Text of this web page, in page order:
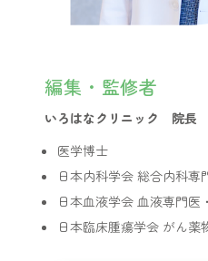
編集・監修者
いろはなクリニック 院長
医学博士
日本内科学会 総合内科専
日本血液学会 血液専門医
日本臨床腫瘍学会 がん薬